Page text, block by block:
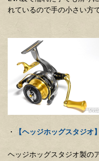
れているので手の小さい方
・ 【ヘッジホッグスタジオ
ヘッジホッグスタジオ製の